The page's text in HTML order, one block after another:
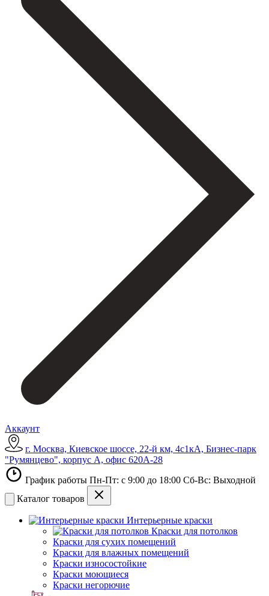
Аккаунт
г. Москва, Киевское шоссе, 22-й км, 4с1кА, Бизнес-парк
"Румянцево", корпус А, офис 620А-28
График работы Пн-Пт: с 9:00 до 18:00 Сб-Вс: Выходной
Каталог товаров
Интерьерные краски
Краски для потолков
Краски для сухих помещений
Краски для влажных помещений
Краски износостойкие
Краски моющиеся
Краски негорючие